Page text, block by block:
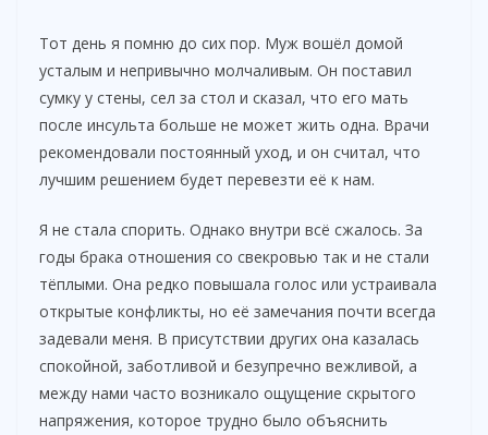
Тот день я помню до сих пор. Муж вошёл домой
усталым и непривычно молчаливым. Он поставил
сумку у стены, сел за стол и сказал, что его мать
после инсульта больше не может жить одна. Врачи
рекомендовали постоянный уход, и он считал, что
лучшим решением будет перевезти её к нам.
Я не стала спорить. Однако внутри всё сжалось. За
годы брака отношения со свекровью так и не стали
тёплыми. Она редко повышала голос или устраивала
открытые конфликты, но её замечания почти всегда
задевали меня. В присутствии других она казалась
спокойной, заботливой и безупречно вежливой, а
между нами часто возникало ощущение скрытого
напряжения, которое трудно было объяснить